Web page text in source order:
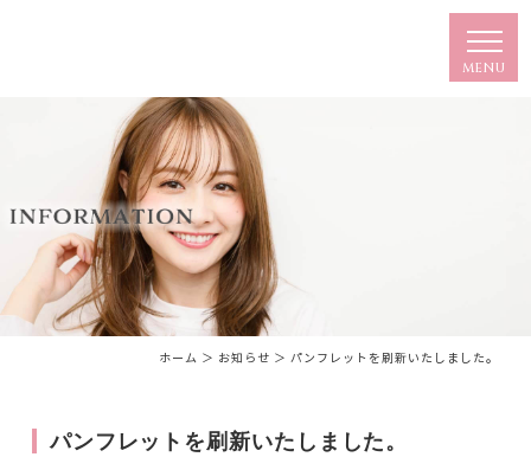
ホーム ＞ お知らせ ＞ パンフレットを刷新いたしました。
パンフレットを刷新いたしました。